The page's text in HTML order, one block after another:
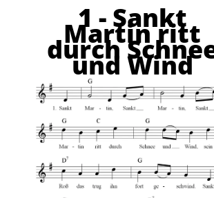
1 - Sankt
Martin ritt
durch
und Wind